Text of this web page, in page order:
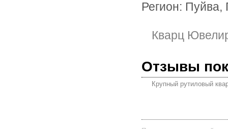
Регион:
Кварц
Отзывы
Крупный рутиловый